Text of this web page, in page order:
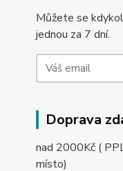
Můžete se
jednou za 7 dní.
Doprava
nad 2000Kč (
místo)